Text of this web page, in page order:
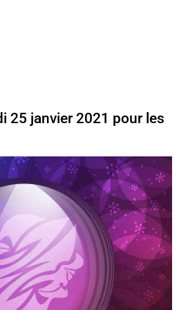
25 janvier 2021 pour les